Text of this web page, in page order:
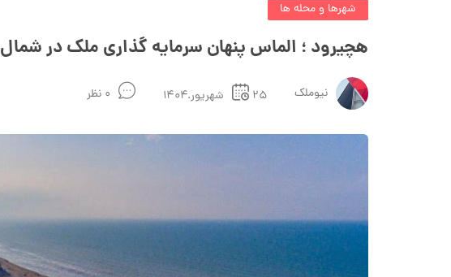
شهرها و محله ها
هچیرود ؛ الماس پنهان سرمایه گذاری ملک در شمال
نیوملک ۲۵شهریور.۱۴۰۴ ۰ نظر